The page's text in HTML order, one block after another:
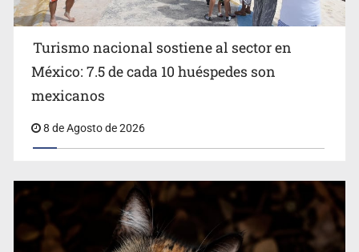
Belinda se corona como la más bella de 2026 en People
Turismo nacional sostiene al sector en
México: 7.5 de cada 10 huéspedes son
mexicanos
8 de Agosto de 2026